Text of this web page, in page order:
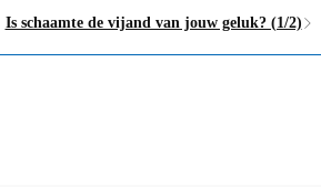
Is schaamte de vijand van jouw geluk? (1/2)